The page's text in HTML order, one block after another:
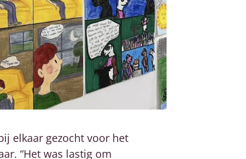
elkaar gezocht voor het
“Het was lastig om